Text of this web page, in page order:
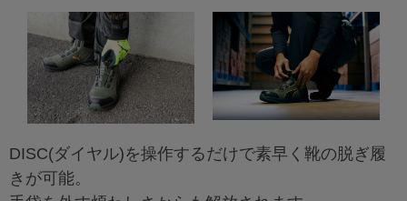
DISC(ダイヤル)を操作するだけで素早く靴の脱ぎ履
きが可能。